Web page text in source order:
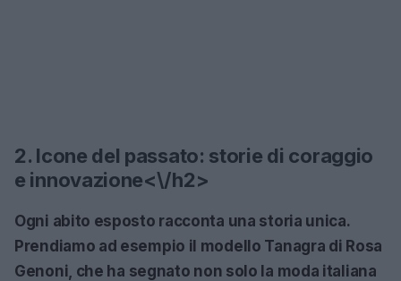
2. Icone del passato: storie di coraggio
e innovazione<\/h2>
Ogni abito esposto racconta una storia unica.
Prendiamo ad esempio il modello Tanagra di Rosa
Genoni , che ha segnato non solo la moda italiana